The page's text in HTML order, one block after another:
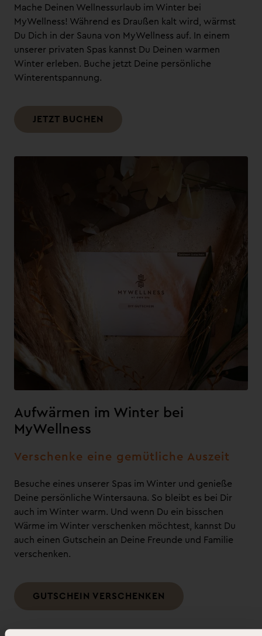
Mache Deinen Wellnessurlaub im Winter bei
MyWellness! Während es Draußen kalt wird, wärmst
Du Dich in der Sauna von MyWellness auf. In einem
unserer privaten Spas kannst Du Deinen warmen
Winter erleben. Buche jetzt Deine persönliche
Winterentspannung.
JETZT BUCHEN
Aufwärmen im Winter bei
MyWellness
Verschenke eine gemütliche Auszeit
Besuche eines unserer Spas im Winter und genieße
Deine persönliche Wintersauna. So bleibt es bei Dir
auch im Winter warm. Und wenn Du ein bisschen
Wärme im Winter verschenken möchtest, kannst Du
auch einen Gutschein an Deine Freunde und Familie
verschenken.
GUTSCHEIN VERSCHENKEN